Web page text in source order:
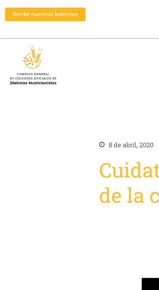
Recibe nuestros boletines
8 de abril, 2020
de la